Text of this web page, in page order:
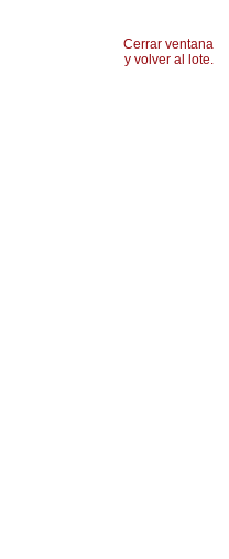
Cerrar ventana
y volver al lote.